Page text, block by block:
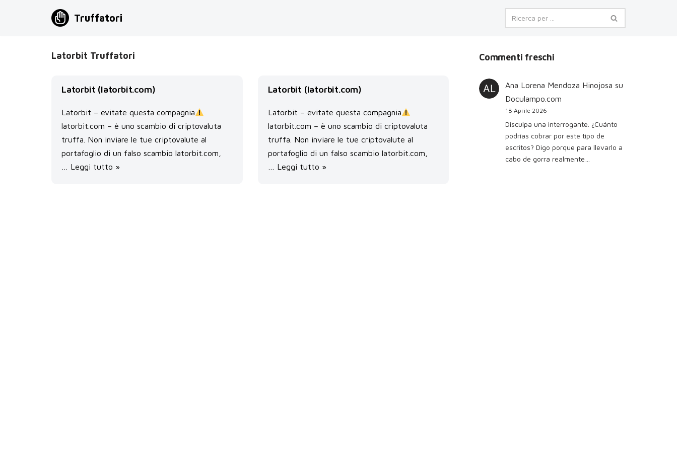
Truffatori
Latorbit Truffatori
Latorbit (latorbit.com)
Latorbit – evitate questa compagnia
latorbit.com – è uno scambio di criptovaluta
truffa. Non inviare le tue criptovalute al
portafoglio di un falso scambio latorbit.com,
Leggi tutto »
Latorbit (latorbit.com)
Latorbit – evitate questa compagnia
latorbit.com – è uno scambio di criptovaluta
truffa. Non inviare le tue criptovalute al
portafoglio di un falso scambio latorbit.com,
Leggi tutto »
Commenti freschi
Ana Lorena Mendoza Hinojosa su
Doculampo.com
18 Aprile 2026
Disculpa una interrogante. ¿Cuánto
podrías cobrar por este tipo de
escritos? Digo porque para llevarlo a
cabo de gorra realmente…